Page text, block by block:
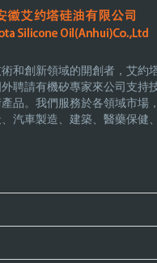
和創新領域的開創者，艾約
聘請有機矽專家來公司支
品。我們服務於各領域市
汽車製造、建築、醫藥保健